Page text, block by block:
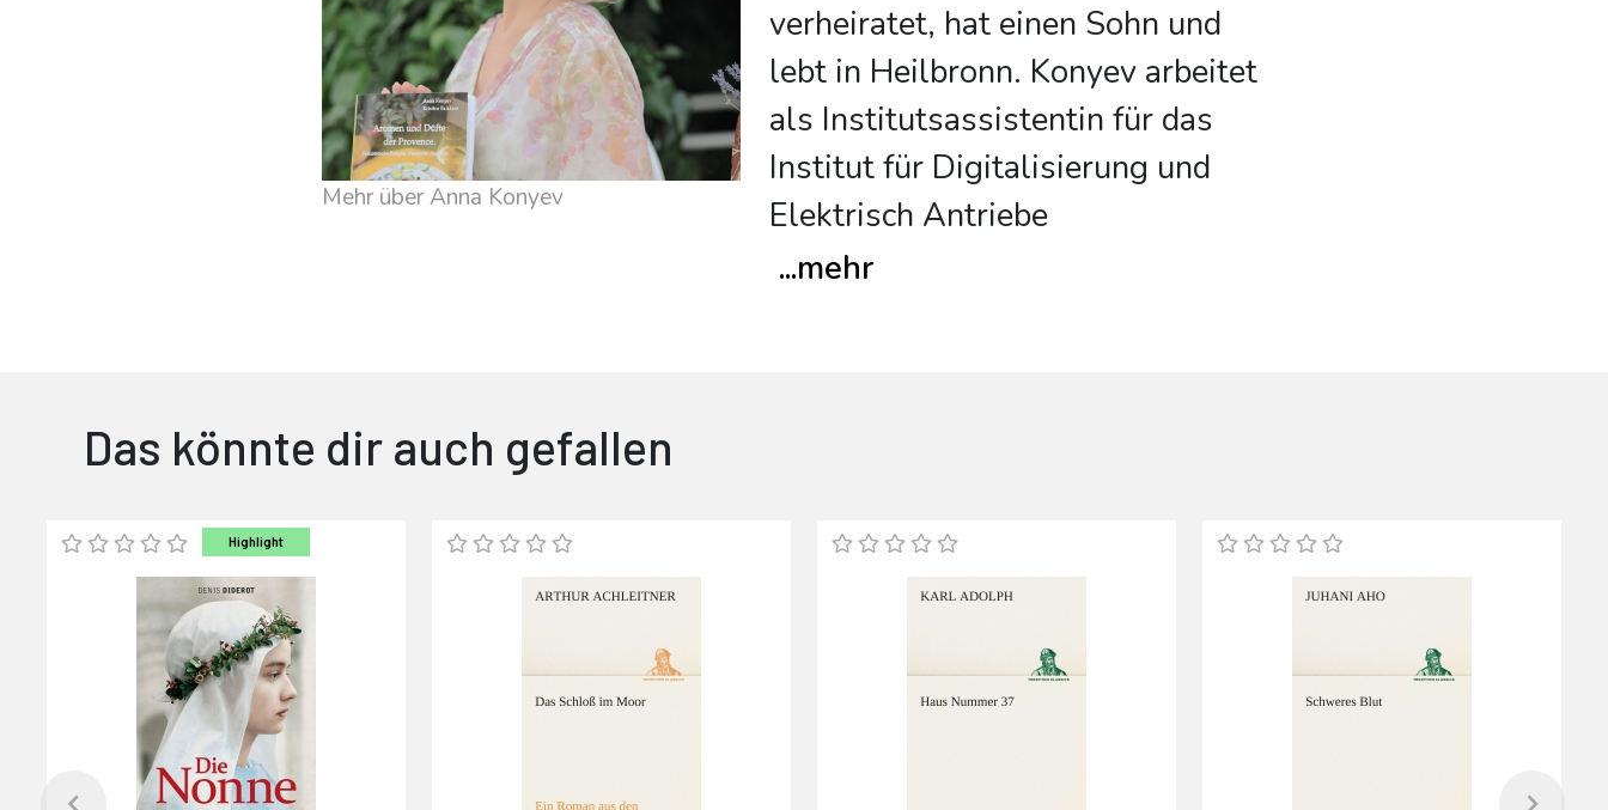
Mehr über Anna Konyev
verheiratet, hat einen Sohn und
lebt in Heilbronn. Konyev arbeitet
als Institutsassistentin für das
Institut für Digitalisierung und
Elektrisch Antriebe
...mehr
Das könnte dir auch gefallen
Highlight